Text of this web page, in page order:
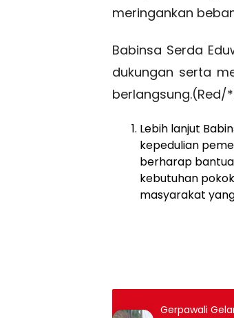
meringankan
Babinsa Serda
dukungan serta
berlangsung.(Red/
Lebih lanjut
kepedulian
berharap
kebutuhan
masyarakat
Gerpawali